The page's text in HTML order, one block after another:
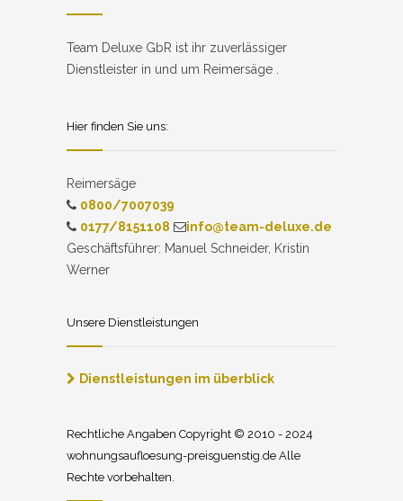
Team Deluxe GbR ist ihr zuverlässiger
Dienstleister in und um Reimersäge .
Hier finden Sie uns:
Reimersäge
0800/7007039
0177/8151108
info@team-deluxe.de
Geschäftsführer: Manuel Schneider, Kristin
Werner
Unsere Dienstleistungen
Dienstleistungen im überblick
Rechtliche Angaben Copyright © 2010 - 2024
wohnungsaufloesung-preisguenstig.de Alle
Rechte vorbehalten.